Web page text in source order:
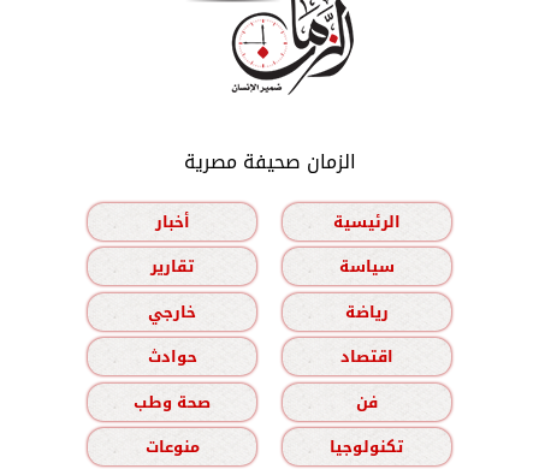
الزمان صحيفة مصرية
الرئيسية
أخبار
سياسة
تقارير
رياضة
خارجي
اقتصاد
حوادث
فن
صحة وطب
تكنولوجيا
منوعات